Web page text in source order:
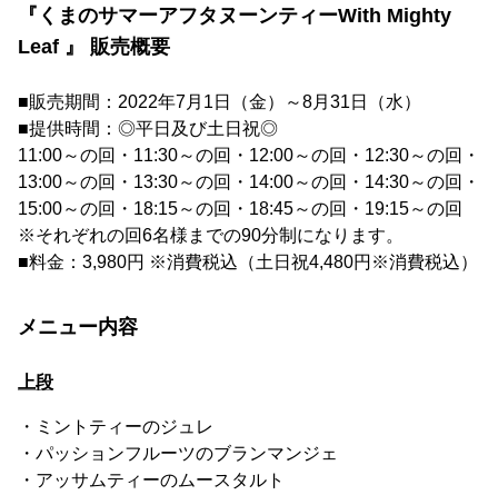
『くまのサマーアフタヌーンティーWith Mighty
Leaf 』 販売概要
■販売期間：2022年7月1日（金）～8月31日（水）
■提供時間：◎平日及び土日祝◎
11:00～の回・11:30～の回・12:00～の回・12:30～の回・
13:00～の回・13:30～の回・14:00～の回・14:30～の回・
15:00～の回・18:15～の回・18:45～の回・19:15～の回
※それぞれの回6名様までの90分制になります。
■料金：3,980円 ※消費税込（土日祝4,480円※消費税込）
メニュー内容
上段
・ミントティーのジュレ
・パッションフルーツのブランマンジェ
・アッサムティーのムースタルト